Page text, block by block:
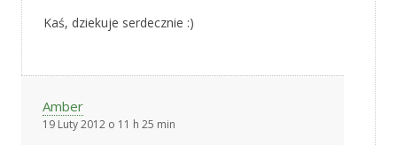
Kaś, dziekuje serdecznie :)
Amber
19 Luty 2012 o 11 h 25 min